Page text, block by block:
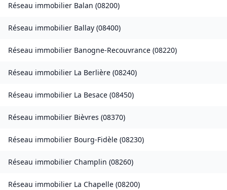
Réseau immobilier Balan (08200)
Réseau immobilier Ballay (08400)
Réseau immobilier Banogne-Recouvrance (08220)
Réseau immobilier La Berlière (08240)
Réseau immobilier La Besace (08450)
Réseau immobilier Bièvres (08370)
Réseau immobilier Bourg-Fidèle (08230)
Réseau immobilier Champlin (08260)
Réseau immobilier La Chapelle (08200)